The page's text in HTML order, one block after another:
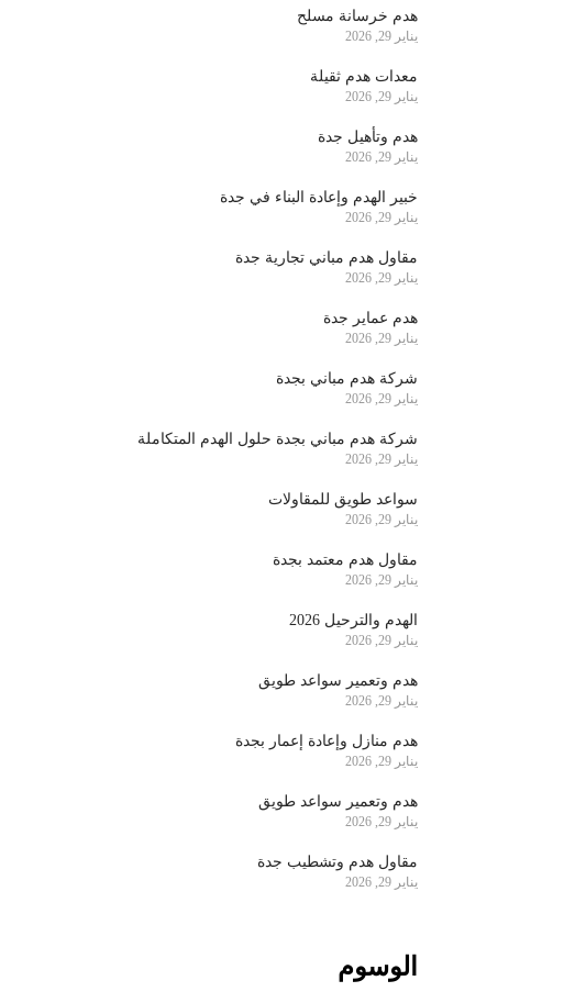
هدم خرسانة مسلح
يناير 29, 2026
معدات هدم ثقيلة
يناير 29, 2026
هدم وتأهيل جدة
يناير 29, 2026
خبير الهدم وإعادة البناء في جدة
يناير 29, 2026
مقاول هدم مباني تجارية جدة
يناير 29, 2026
هدم عماير جدة
يناير 29, 2026
شركة هدم مباني بجدة
يناير 29, 2026
شركة هدم مباني بجدة حلول الهدم المتكاملة
يناير 29, 2026
سواعد طويق للمقاولات
يناير 29, 2026
مقاول هدم معتمد بجدة
يناير 29, 2026
الهدم والترحيل 2026
يناير 29, 2026
هدم وتعمير سواعد طويق
يناير 29, 2026
هدم منازل وإعادة إعمار بجدة
يناير 29, 2026
هدم وتعمير سواعد طويق
يناير 29, 2026
مقاول هدم وتشطيب جدة
يناير 29, 2026
الوسوم